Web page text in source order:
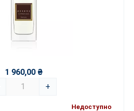
1 960,00 ₴
+
Недоступно